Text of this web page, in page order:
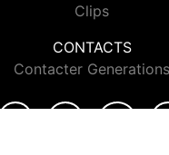
Clips
CONTACTS
Contacter Generations